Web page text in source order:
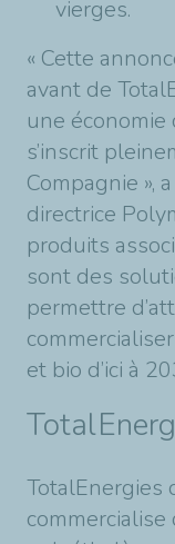
vierges.
« Cette
avant de
une
s’inscrit
Compagnie »,
directrice
produits
sont des
permettre
et bio d’ici à
TotalEnergies